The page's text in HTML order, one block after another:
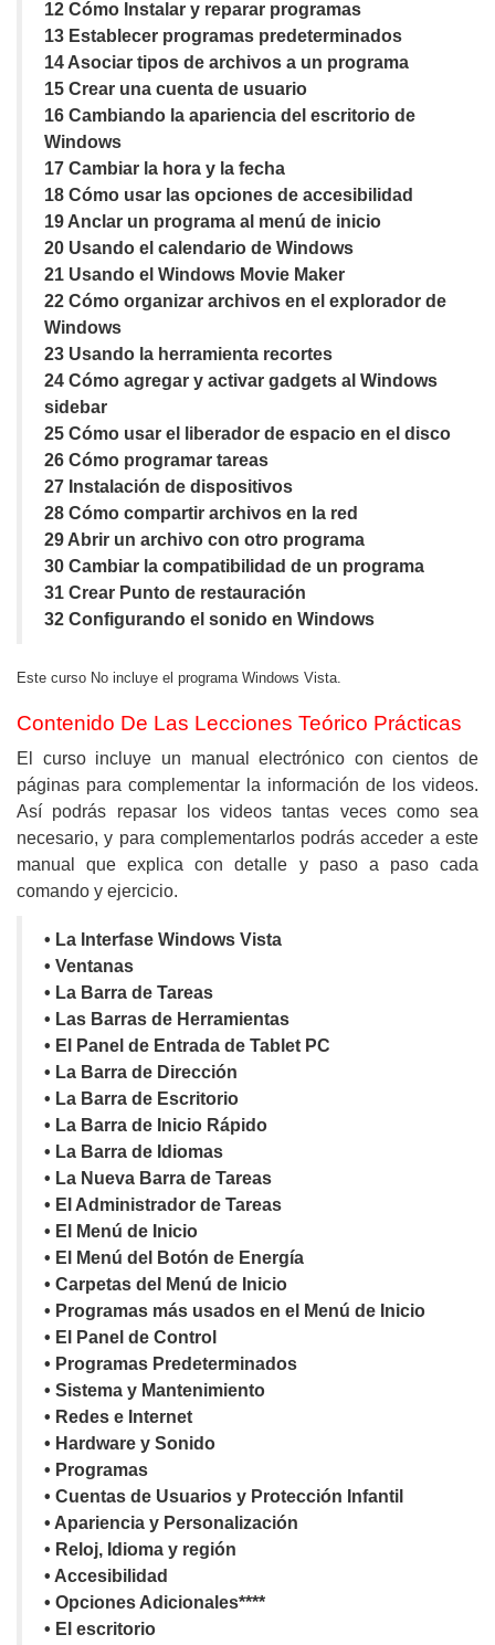
12 Cómo Instalar y reparar programas
13 Establecer programas predeterminados
14 Asociar tipos de archivos a un programa
15 Crear una cuenta de usuario
16 Cambiando la apariencia del escritorio de
Windows
17 Cambiar la hora y la fecha
18 Cómo usar las opciones de accesibilidad
19 Anclar un programa al menú de inicio
20 Usando el calendario de Windows
21 Usando el Windows Movie Maker
22 Cómo organizar archivos en el explorador de
Windows
23 Usando la herramienta recortes
24 Cómo agregar y activar gadgets al Windows
sidebar
25 Cómo usar el liberador de espacio en el disco
26 Cómo programar tareas
27 Instalación de dispositivos
28 Cómo compartir archivos en la red
29 Abrir un archivo con otro programa
30 Cambiar la compatibilidad de un programa
31 Crear Punto de restauración
32 Configurando el sonido en Windows
Este curso No incluye el programa Windows Vista.
Contenido De Las Lecciones Teórico Prácticas
El curso incluye un manual electrónico con cientos de
páginas para complementar la información de los videos.
Así podrás repasar los videos tantas veces como sea
necesario, y para complementarlos podrás acceder a este
manual que explica con detalle y paso a paso cada
comando y ejercicio.
• La Interfase Windows Vista
• Ventanas
• La Barra de Tareas
• Las Barras de Herramientas
• El Panel de Entrada de Tablet PC
• La Barra de Dirección
• La Barra de Escritorio
• La Barra de Inicio Rápido
• La Barra de Idiomas
• La Nueva Barra de Tareas
• El Administrador de Tareas
• El Menú de Inicio
• El Menú del Botón de Energía
• Carpetas del Menú de Inicio
• Programas más usados en el Menú de Inicio
• El Panel de Control
• Programas Predeterminados
• Sistema y Mantenimiento
• Redes e Internet
• Hardware y Sonido
• Programas
• Cuentas de Usuarios y Protección Infantil
• Apariencia y Personalización
• Reloj, Idioma y región
• Accesibilidad
• Opciones Adicionales****
• El escritorio